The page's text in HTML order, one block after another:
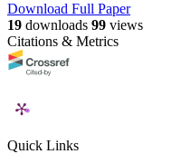
Download Full Paper
19 downloads 99 views
Citations & Metrics
Quick Links